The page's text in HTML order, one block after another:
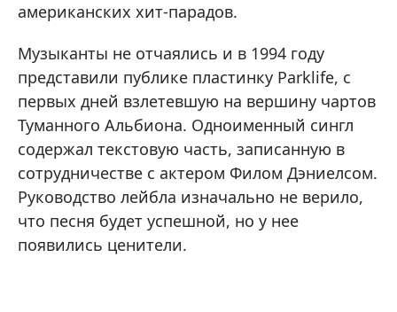
американских хит-парадов.
Музыканты не отчаялись и в 1994 году
представили публике пластинку Parklife, с
первых дней взлетевшую на вершину чартов
Туманного Альбиона. Одноименный сингл
содержал текстовую часть, записанную в
сотрудничестве с актером Филом Дэниелсом.
Руководство лейбла изначально не верило,
что песня будет успешной, но у нее
появились ценители.